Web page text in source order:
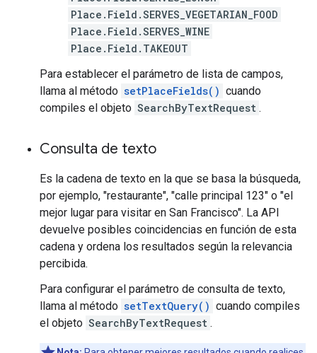
Place.Field.SERVES_VEGETARIAN_FOOD
Place.Field.SERVES_WINE
Place.Field.TAKEOUT
Para establecer el parámetro de lista de campos,
llama al método setPlaceFields() cuando
compiles el objeto SearchByTextRequest .
Consulta de texto
Es la cadena de texto en la que se basa la búsqueda,
por ejemplo, "restaurante", "calle principal 123" o "el
mejor lugar para visitar en San Francisco". La API
devuelve posibles coincidencias en función de esta
cadena y ordena los resultados según la relevancia
percibida.
Para configurar el parámetro de consulta de texto,
llama al método setTextQuery() cuando compiles
el objeto SearchByTextRequest .